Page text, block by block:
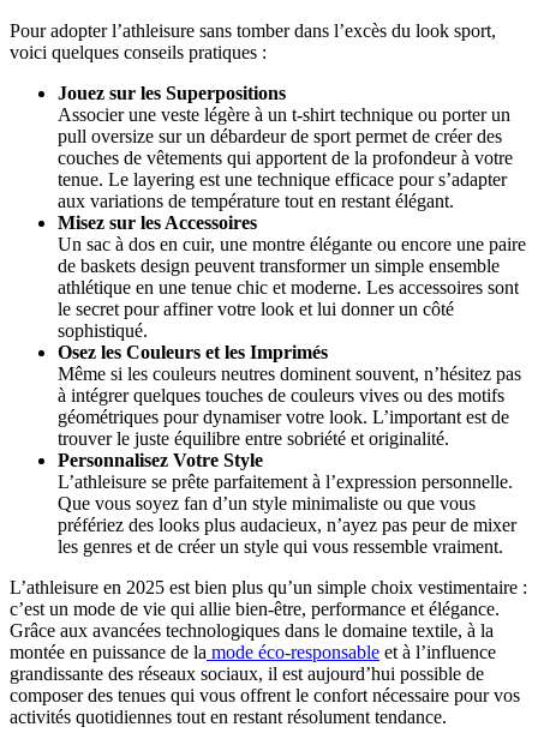
Pour adopter l’athleisure sans tomber dans l’excès du look sport,
voici quelques conseils pratiques :
Jouez sur les Superpositions
Associer une veste légère à un t-shirt technique ou porter un
pull oversize sur un débardeur de sport permet de créer des
couches de vêtements qui apportent de la profondeur à votre
tenue. Le layering est une technique efficace pour s’adapter
aux variations de température tout en restant élégant.
Misez sur les Accessoires
Un sac à dos en cuir, une montre élégante ou encore une paire
de baskets design peuvent transformer un simple ensemble
athlétique en une tenue chic et moderne. Les accessoires sont
le secret pour affiner votre look et lui donner un côté
sophistiqué.
Osez les Couleurs et les Imprimés
Même si les couleurs neutres dominent souvent, n’hésitez pas
à intégrer quelques touches de couleurs vives ou des motifs
géométriques pour dynamiser votre look. L’important est de
trouver le juste équilibre entre sobriété et originalité.
Personnalisez Votre Style
L’athleisure se prête parfaitement à l’expression personnelle.
Que vous soyez fan d’un style minimaliste ou que vous
préfériez des looks plus audacieux, n’ayez pas peur de mixer
les genres et de créer un style qui vous ressemble vraiment.
L’athleisure en 2025 est bien plus qu’un simple choix vestimentaire :
c’est un mode de vie qui allie bien-être, performance et élégance.
Grâce aux avancées technologiques dans le domaine textile, à la
montée en puissance de la mode éco-responsable et à l’influence
grandissante des réseaux sociaux, il est aujourd’hui possible de
composer des tenues qui vous offrent le confort nécessaire pour vos
activités quotidiennes tout en restant résolument tendance.